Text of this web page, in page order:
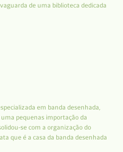
de uma biblioteca dedicada
em banda desenhada,
pequenas importação da
se com a organização do
que é a casa da banda desenhada